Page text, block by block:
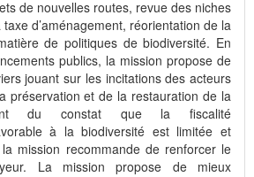
de nouvelles routes, revue des niches
d’aménagement, réorientation de la
de politiques de biodiversité. En
publics, la mission propose de
jouant sur les incitations des acteurs
préservation et de la restauration de la
du constat que la fiscalité
à la biodiversité est limitée et
mission recommande de renforcer le
La mission propose de mieux